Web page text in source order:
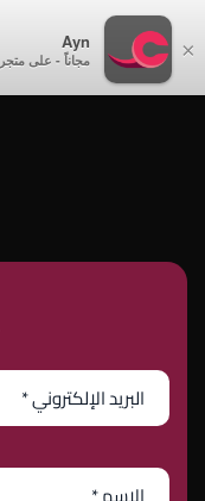
×
Ayn
مجاناً - على متجر Google Play